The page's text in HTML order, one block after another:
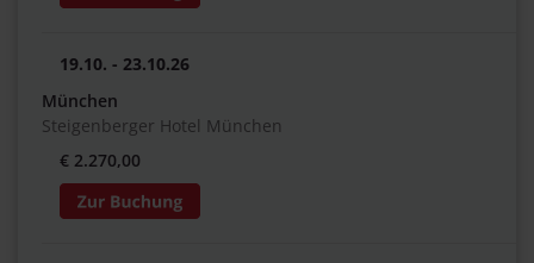
19.10. - 23.10.26
München
Steigenberger Hotel München
€ 2.270,00